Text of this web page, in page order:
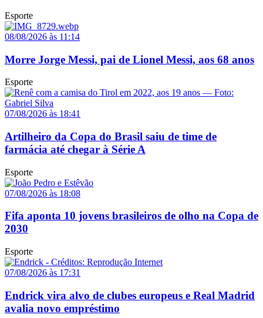
Esporte
08/08/2026 às 11:14
Morre Jorge Messi, pai de Lionel Messi, aos 68 anos
Esporte
07/08/2026 às 18:41
Artilheiro da Copa do Brasil saiu de time de
farmácia até chegar à Série A
Esporte
07/08/2026 às 18:08
Fifa aponta 10 jovens brasileiros de olho na Copa de
2030
Esporte
07/08/2026 às 17:31
Endrick vira alvo de clubes europeus e Real Madrid
avalia novo empréstimo